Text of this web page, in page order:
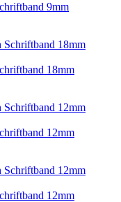
9mm
18mm
12mm
12mm